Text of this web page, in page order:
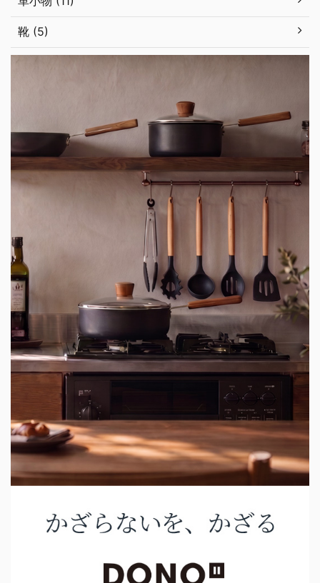
靴 (5)